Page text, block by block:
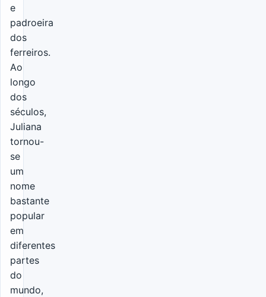
e
padroeira
dos
ferreiros.
Ao
longo
dos
séculos,
Juliana
tornou-
se
um
nome
bastante
popular
em
diferentes
partes
do
mundo,